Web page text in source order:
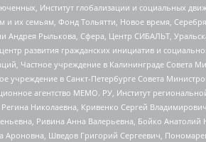
Институт глобализации и социальных
семьям, Фонд Тольятти, Новое время,
Рылькова, Сфера, Центр СИБАЛЬТ,
развития гражданских инициатив и
учреждение в Калининграде Совета
в Санкт-Петербурге Совета
агентство МЕМО. РУ, Институт
Регина Николаевна, Кривенко Сергей
Ривина Анна Валерьевна, Бойко
Шведов Григорий Сергеевич,